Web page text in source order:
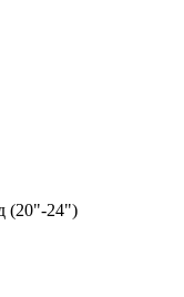
(20"-24")